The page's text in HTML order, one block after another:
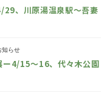
、川原湯温泉駅～吾妻
知らせ
ー4/15～16、代々木公園